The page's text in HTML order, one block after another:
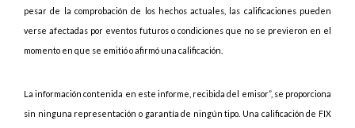
pesar de la comprobación de los hechos actuales, las calificaciones pueden
verse afectadas por eventos futuros o condiciones que no se previeron en el
momento en que se emitió o afirmó una calificación.
La información contenida en este informe, recibida del emisor”, se proporciona
sin ninguna representación o garantía de ningún tipo. Una calificación de FIX